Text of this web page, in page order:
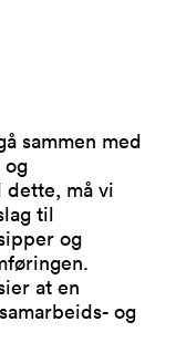
sammen med
og
dette, må vi
til
og
at en
og